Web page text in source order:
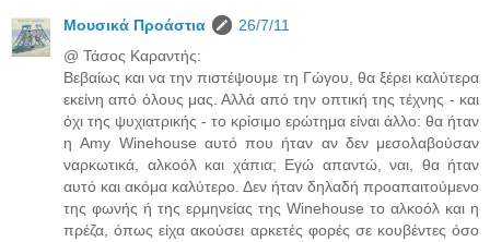
Μουσικά Προάστια
26/7/11
@ Τάσος Καραντής:
Βεβαίως και να την πιστέψουμε τη Γώγου, θα ξέρει καλύτερα
εκείνη από όλους μας. Αλλά από την οπτική της τέχνης - και
όχι της ψυχιατρικής - το κρίσιμο ερώτημα είναι άλλο: θα ήταν
η Amy Winehouse αυτό που ήταν αν δεν μεσολαβούσαν
ναρκωτικά, αλκοόλ και χάπια; Εγώ απαντώ, ναι, θα ήταν
αυτό και ακόμα καλύτερο. Δεν ήταν δηλαδή προαπαιτούμενο
της φωνής ή της ερμηνείας της Winehouse το αλκοόλ και η
πρέζα, όπως είχα ακούσει αρκετές φορές σε κουβέντες όσο